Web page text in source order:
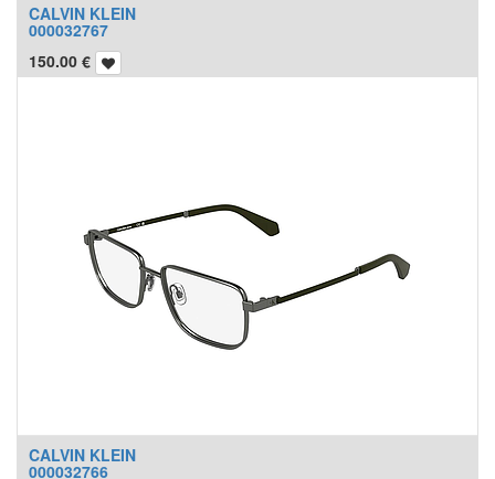
CALVIN KLEIN
000032767
150.00 €
CALVIN KLEIN
000032766